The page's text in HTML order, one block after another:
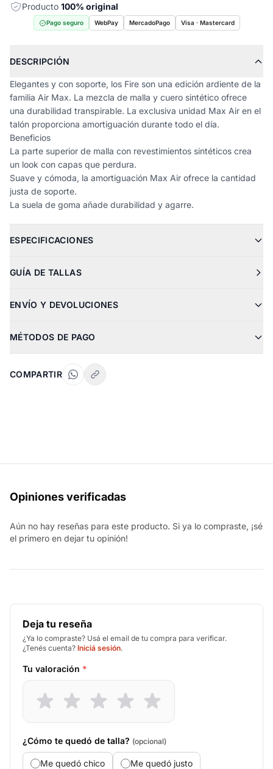
Producto 100% original
Pago seguro WebPay MercadoPago Visa · Mastercard
DESCRIPCIÓN
Elegantes y con soporte, los Fire son una edición ardiente de la
familia Air Max. La mezcla de malla y cuero sintético ofrece
una durabilidad transpirable. La exclusiva unidad Max Air en el
talón proporciona amortiguación durante todo el día.
Beneficios
La parte superior de malla con revestimientos sintéticos crea
un look con capas que perdura.
Suave y cómoda, la amortiguación Max Air ofrece la cantidad
justa de soporte.
La suela de goma añade durabilidad y agarre.
ESPECIFICACIONES
GUÍA DE TALLAS
ENVÍO Y DEVOLUCIONES
MÉTODOS DE PAGO
COMPARTIR
Opiniones verificadas
Aún no hay reseñas para este producto. Si ya lo compraste, ¡sé
el primero en dejar tu opinión!
Deja tu reseña
¿Ya lo compraste? Usá el email de tu compra para verificar.
¿Tenés cuenta? Iniciá sesión.
Tu valoración *
¿Cómo te quedó de talla? (opcional)
Me quedó chico Me quedó justo